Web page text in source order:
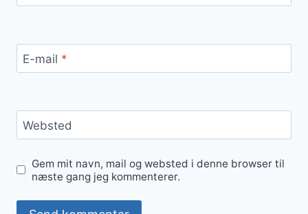
E-mail *
Websted
Gem mit navn, mail og websted i denne browser til
næste gang jeg kommenterer.